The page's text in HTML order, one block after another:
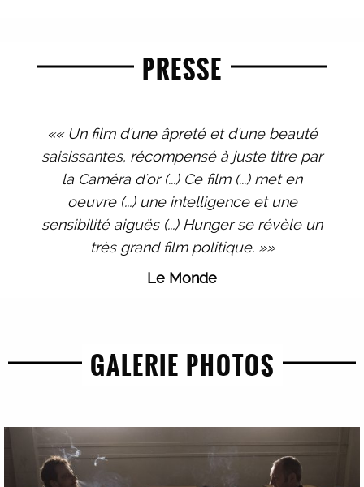
PRESSE
«« Un film d'une âpreté et d'une beauté
saisissantes, récompensé à juste titre par
la Caméra d'or (...) Ce film (...) met en
oeuvre (...) une intelligence et une
sensibilité aiguës (...) Hunger se révèle un
très grand film politique. »»
Le Monde
GALERIE PHOTOS